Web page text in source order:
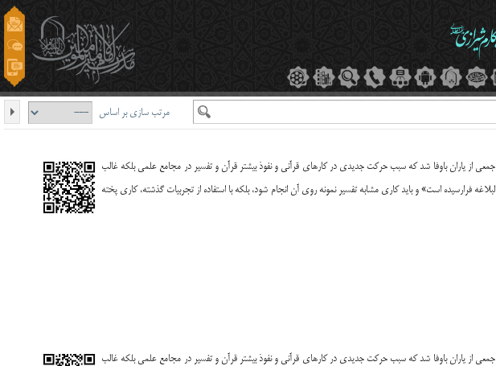
مرتب سازی بر اساس
جمعى از یاران باوفا شد که سبب حرکت جدیدى در کارهاى قرآنى و نفوذ بیشتر قرآن و تفسیر در مجامع علمى بلکه غالب
فرارسیده است» و باید کارى مشابه تفسیر نمونه روى آن انجام شود، بلکه با استفاده از تجربیات گذشته، کارى پخته
جمعى از یاران باوفا شد که سبب حرکت جدیدى در کارهاى قرآنى و نفوذ بیشتر قرآن و تفسیر در مجامع علمى بلکه غالب